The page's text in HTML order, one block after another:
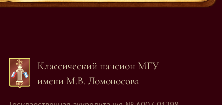
Классический пансион МГУ
имени М.В. Ломоносова